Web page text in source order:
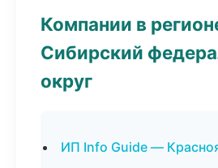
Компании в
Сибирский
округ
ИП Info Guide —